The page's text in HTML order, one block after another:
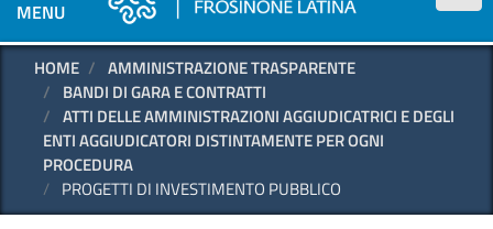
MENU
HOME
AMMINISTRAZIONE TRASPARENTE
BANDI DI GARA E CONTRATTI
ATTI DELLE AMMINISTRAZIONI AGGIUDICATRICI E DEGLI
ENTI AGGIUDICATORI DISTINTAMENTE PER OGNI
PROCEDURA
PROGETTI DI INVESTIMENTO PUBBLICO